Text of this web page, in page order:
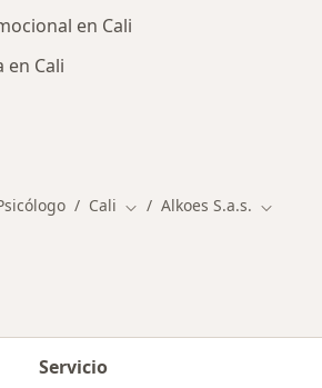
en Cali
en Cali
Cali Cambiar de ciudad
Alkoes S.a.s.
Servicio